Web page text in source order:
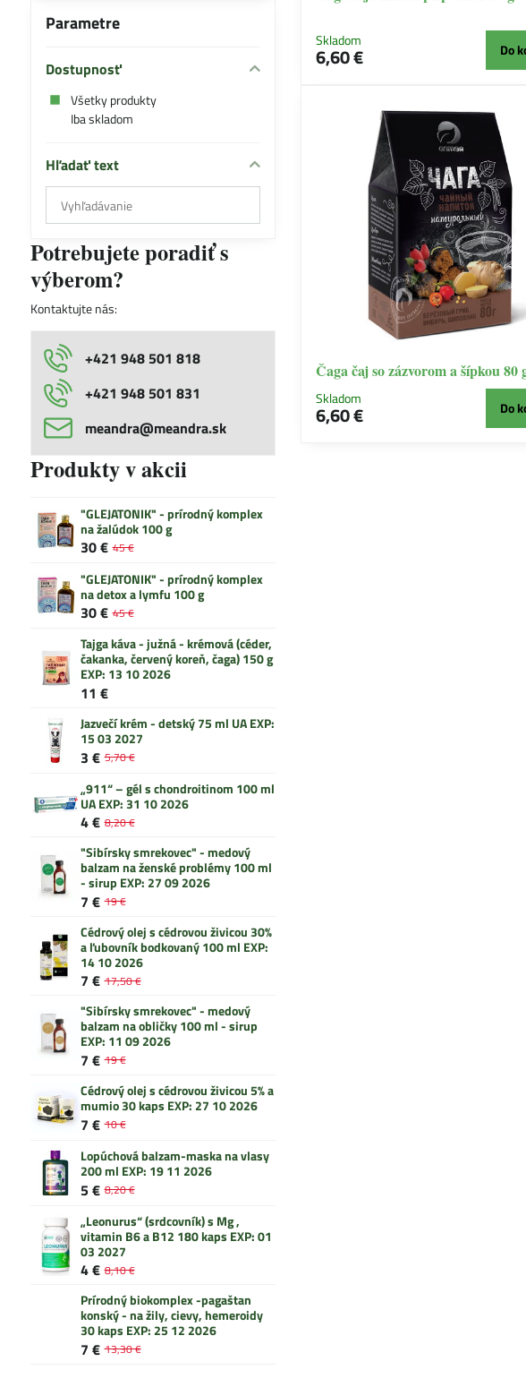
Skladom
6,60 € Do
Čaga čaj so zázvorom a šípkou 80
Skladom
6,60 € Do
Parametre
Dostupnosť
Všetky produkty
Iba skladom
Hľadať text
Prehľadať
výsledky
fulltextom
Potrebujete poradiť s
výberom?
Kontaktujte nás:
+421 948 501 818
+421 948 501 831
meandra​@meandra​.sk
Produkty v akcii
"GLEJATONIK" - prírodný komplex
na žalúdok 100 g
30 € 45 €
"GLEJATONIK" - prírodný komplex
na detox a lymfu 100 g
30 € 45 €
Tajga káva - južná - krémová (céder,
čakanka, červený koreň, čaga) 150 g
EXP: 13 10 2026
11 €
Jazvečí krém - detský 75 ml UA EXP:
15 03 2027
3 € 5,70 €
„911“ – gél s chondroitinom 100 ml
UA EXP: 31 10 2026
4 € 8,20 €
"Sibírsky smrekovec" - medový
balzam na ženské problémy 100 ml
- sirup EXP: 27 09 2026
7 € 19 €
Cédrový olej s cédrovou živicou 30%
a ľubovník bodkovaný 100 ml EXP:
14 10 2026
7 € 17,50 €
"Sibírsky smrekovec" - medový
balzam na obličky 100 ml - sirup
EXP: 11 09 2026
7 € 19 €
Cédrový olej s cédrovou živicou 5% a
mumio 30 kaps EXP: 27 10 2026
7 € 10 €
Lopúchová balzam-maska na vlasy
200 ml EXP: 19 11 2026
5 € 8,20 €
„Leonurus“ (srdcovník) s Mg ,
vitamin B6 a B12 180 kaps EXP: 01
03 2027
4 € 8,10 €
Prírodný biokomplex -pagaštan
konský - na žily, cievy, hemeroidy
30 kaps EXP: 25 12 2026
7 € 13,30 €